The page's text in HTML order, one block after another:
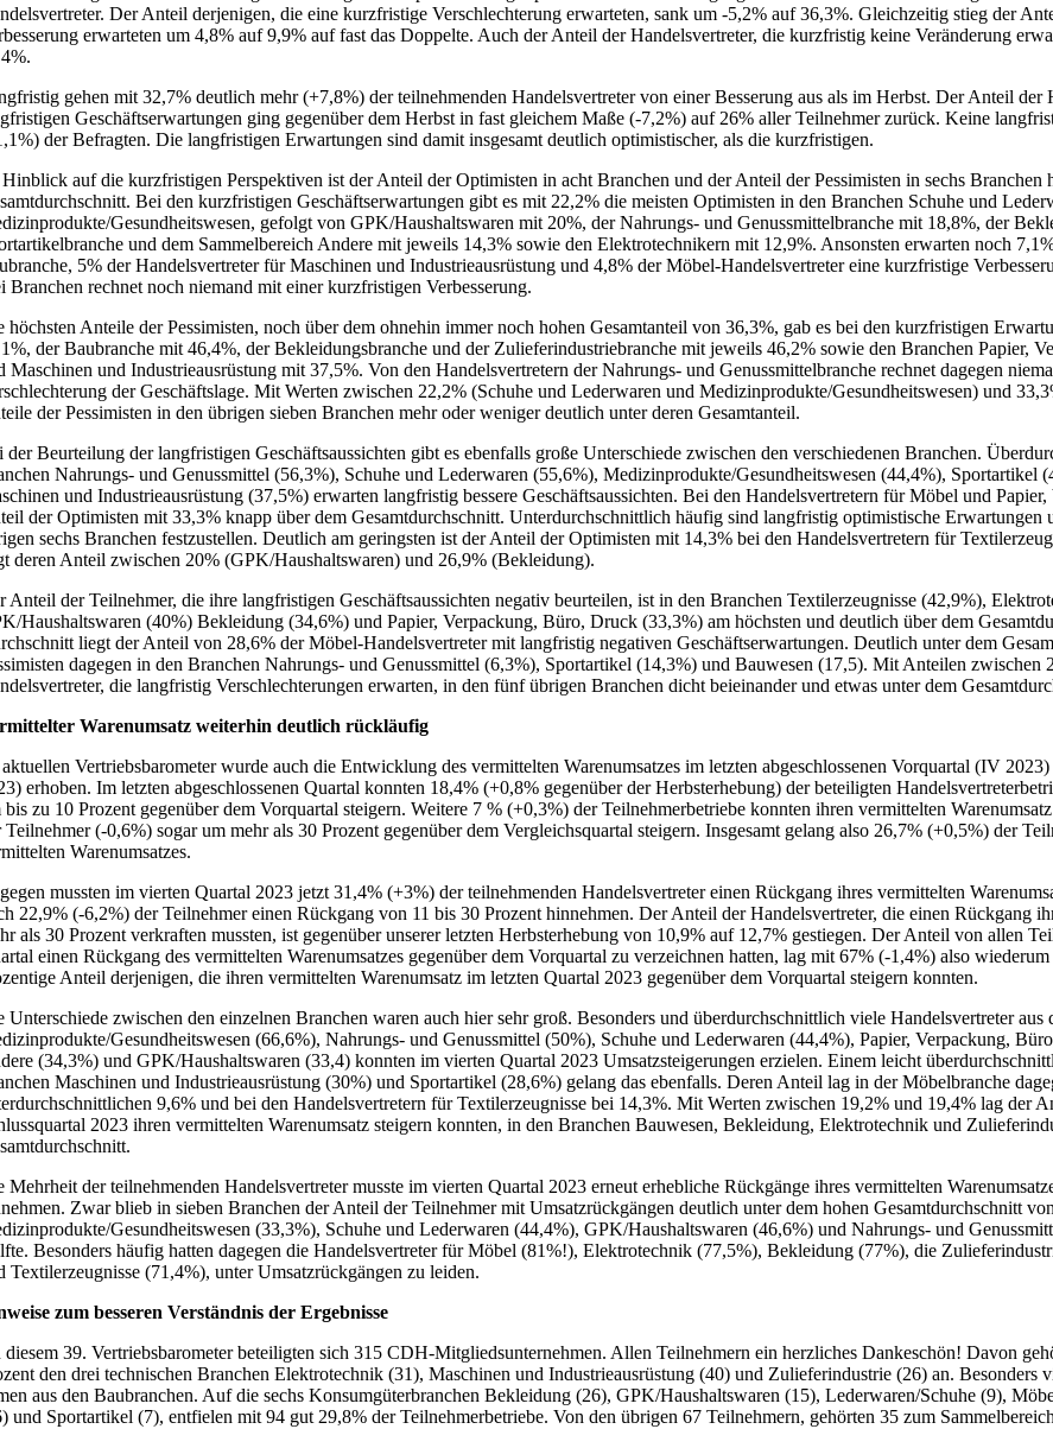
Der Anteil derjenigen, die eine kurzfristige Verschlechterung erwarteten, sank um -5,2% auf 36,3%. Gleichzeitig stieg der
erwarteten um 4,8% auf 9,9% auf fast das Doppelte. Auch der Anteil der Handelsvertreter, die kurzfristig keine Veränderung
gehen mit 32,7% deutlich mehr (+7,8%) der teilnehmenden Handelsvertreter von einer Besserung aus als im Herbst. Der Anteil der
Geschäftserwartungen ging gegenüber dem Herbst in fast gleichem Maße (-7,2%) auf 26% aller Teilnehmer zurück. Keine
der Befragten. Die langfristigen Erwartungen sind damit insgesamt deutlich optimistischer, als die kurzfristigen.
auf die kurzfristigen Perspektiven ist der Anteil der Optimisten in acht Branchen und der Anteil der Pessimisten in sechs Branchen
Bei den kurzfristigen Geschäftserwartungen gibt es mit 22,2% die meisten Optimisten in den Branchen Schuhe und
Gesundheitswesen, gefolgt von GPK/Haushaltswaren mit 20%, der Nahrungs- und Genussmittelbranche mit 18,8%, der
und dem Sammelbereich Andere mit jeweils 14,3% sowie den Elektrotechnikern mit 12,9%. Ansonsten erwarten noch
5% der Handelsvertreter für Maschinen und Industrieausrüstung und 4,8% der Möbel-Handelsvertreter eine kurzfristige
Branchen rechnet noch niemand mit einer kurzfristigen Verbesserung.
höchsten Anteile der Pessimisten, noch über dem ohnehin immer noch hohen Gesamtanteil von 36,3%, gab es bei den kurzfristigen
der Baubranche mit 46,4%, der Bekleidungsbranche und der Zulieferindustriebranche mit jeweils 46,2% sowie den Branchen Papier,
Maschinen und Industrieausrüstung mit 37,5%. Von den Handelsvertretern der Nahrungs- und Genussmittelbranche rechnet dagegen
der Geschäftslage. Mit Werten zwischen 22,2% (Schuhe und Lederwaren und Medizinprodukte/Gesundheitswesen) und
der Pessimisten in den übrigen sieben Branchen mehr oder weniger deutlich unter deren Gesamtanteil.
der Beurteilung der langfristigen Geschäftsaussichten gibt es ebenfalls große Unterschiede zwischen den verschiedenen Branchen.
Nahrungs- und Genussmittel (56,3%), Schuhe und Lederwaren (55,6%), Medizinprodukte/Gesundheitswesen (44,4%), Sportartikel
und Industrieausrüstung (37,5%) erwarten langfristig bessere Geschäftsaussichten. Bei den Handelsvertretern für Möbel und
der Optimisten mit 33,3% knapp über dem Gesamtdurchschnitt. Unterdurchschnittlich häufig sind langfristig optimistische Erwartungen
sechs Branchen festzustellen. Deutlich am geringsten ist der Anteil der Optimisten mit 14,3% bei den Handelsvertretern für
deren Anteil zwischen 20% (GPK/Haushaltswaren) und 26,9% (Bekleidung).
Anteil der Teilnehmer, die ihre langfristigen Geschäftsaussichten negativ beurteilen, ist in den Branchen Textilerzeugnisse (42,9%),
Haushaltswaren (40%) Bekleidung (34,6%) und Papier, Verpackung, Büro, Druck (33,3%) am höchsten und deutlich über dem
liegt der Anteil von 28,6% der Möbel-Handelsvertreter mit langfristig negativen Geschäftserwartungen. Deutlich unter dem
dagegen in den Branchen Nahrungs- und Genussmittel (6,3%), Sportartikel (14,3%) und Bauwesen (17,5). Mit Anteilen
die langfristig Verschlechterungen erwarten, in den fünf übrigen Branchen dicht beieinander und etwas unter dem
Warenumsatz weiterhin deutlich rückläufig
Vertriebsbarometer wurde auch die Entwicklung des vermittelten Warenumsatzes im letzten abgeschlossenen Vorquartal (IV
erhoben. Im letzten abgeschlossenen Quartal konnten 18,4% (+0,8% gegenüber der Herbsterhebung) der beteiligten
bis zu 10 Prozent gegenüber dem Vorquartal steigern. Weitere 7 % (+0,3%) der Teilnehmerbetriebe konnten ihren vermittelten
Teilnehmer (-0,6%) sogar um mehr als 30 Prozent gegenüber dem Vergleichsquartal steigern. Insgesamt gelang also 26,7% (+0,5%) der
Warenumsatzes.
mussten im vierten Quartal 2023 jetzt 31,4% (+3%) der teilnehmenden Handelsvertreter einen Rückgang ihres vermittelten
22,9% (-6,2%) der Teilnehmer einen Rückgang von 11 bis 30 Prozent hinnehmen. Der Anteil der Handelsvertreter, die einen Rückgang
als 30 Prozent verkraften mussten, ist gegenüber unserer letzten Herbsterhebung von 10,9% auf 12,7% gestiegen. Der Anteil von allen
einen Rückgang des vermittelten Warenumsatzes gegenüber dem Vorquartal zu verzeichnen hatten, lag mit 67% (-1,4%) also
Anteil derjenigen, die ihren vermittelten Warenumsatz im letzten Quartal 2023 gegenüber dem Vorquartal steigern konnten.
Unterschiede zwischen den einzelnen Branchen waren auch hier sehr groß. Besonders und überdurchschnittlich viele Handelsvertreter aus
Gesundheitswesen (66,6%), Nahrungs- und Genussmittel (50%), Schuhe und Lederwaren (44,4%), Papier, Verpackung,
(34,3%) und GPK/Haushaltswaren (33,4) konnten im vierten Quartal 2023 Umsatzsteigerungen erzielen. Einem leicht
Maschinen und Industrieausrüstung (30%) und Sportartikel (28,6%) gelang das ebenfalls. Deren Anteil lag in der Möbelbranche
9,6% und bei den Handelsvertretern für Textilerzeugnisse bei 14,3%. Mit Werten zwischen 19,2% und 19,4% lag der
2023 ihren vermittelten Warenumsatz steigern konnten, in den Branchen Bauwesen, Bekleidung, Elektrotechnik und
Mehrheit der teilnehmenden Handelsvertreter musste im vierten Quartal 2023 erneut erhebliche Rückgänge ihres vermittelten
Zwar blieb in sieben Branchen der Anteil der Teilnehmer mit Umsatzrückgängen deutlich unter dem hohen Gesamtdurchschnitt
Gesundheitswesen (33,3%), Schuhe und Lederwaren (44,4%), GPK/Haushaltswaren (46,6%) und Nahrungs- und
Besonders häufig hatten dagegen die Handelsvertreter für Möbel (81%!), Elektrotechnik (77,5%), Bekleidung (77%), die
Textilerzeugnisse (71,4%), unter Umsatzrückgängen zu leiden.
zum besseren Verständnis der Ergebnisse
diesem 39. Vertriebsbarometer beteiligten sich 315 CDH-Mitgliedsunternehmen. Allen Teilnehmern ein herzliches Dankeschön! Davon
den drei technischen Branchen Elektrotechnik (31), Maschinen und Industrieausrüstung (40) und Zulieferindustrie (26) an. Besonders
aus den Baubranchen. Auf die sechs Konsumgüterbranchen Bekleidung (26), GPK/Haushaltswaren (15), Lederwaren/Schuhe (9),
und Sportartikel (7), entfielen mit 94 gut 29,8% der Teilnehmerbetriebe. Von den übrigen 67 Teilnehmern, gehörten 35 zum